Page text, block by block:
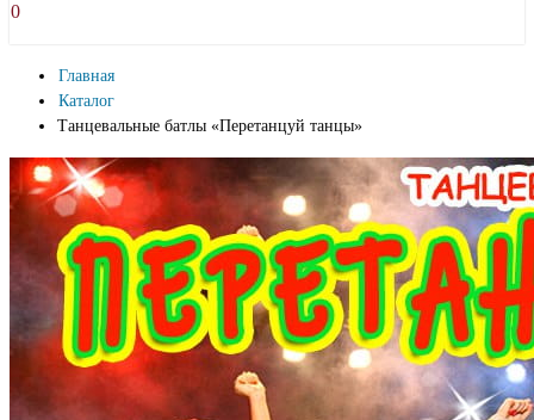
0
Главная
Каталог
Танцевальные батлы «Перетанцуй танцы»